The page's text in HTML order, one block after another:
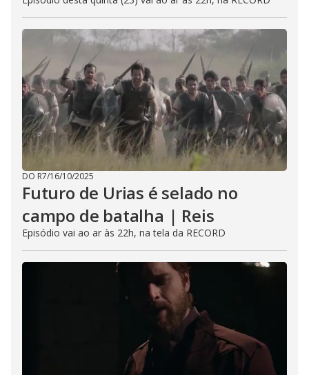
DO R7/16/10/2025
Futuro de Urias é selado no
campo de batalha | Reis
Episódio vai ao ar às 22h, na tela da RECORD